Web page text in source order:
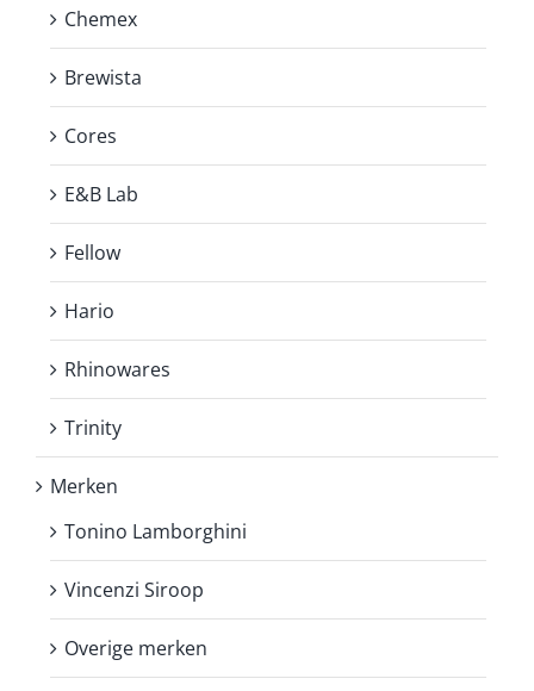
Chemex
Brewista
Cores
E&B Lab
Fellow
Hario
Rhinowares
Trinity
Merken
Tonino Lamborghini
Vincenzi Siroop
Overige merken